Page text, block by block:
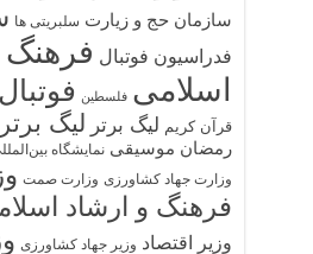
سازمان حج و زیارت سلبریتی ها
فدراسیون فوتبال فرهنگ
اسلامی فلسطین فوتبال
قرآن کریم لیگ برتر لیگ
رمضان موسیقی نمایشگاه
وزارت جهاد کشاورزی وزارت صمت
فرهنگ و ارشاد
وزیر اقتصاد وزیر جهاد کشاورزی